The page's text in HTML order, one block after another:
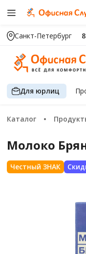
Санкт-Петербург
Для юрлиц
Каталог
Молоко
Честный ЗНАК